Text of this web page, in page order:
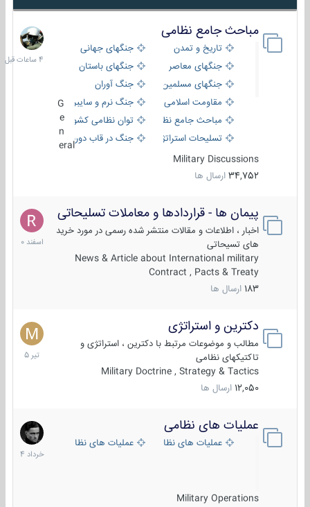
مباحث جامع نظامی
تاریخ و تمدن
جنگهای جهانی
جنگهای معاصر
جنگهای باستان
جنگهای مسلمین
جنگ آوران
مقاومت اسلامی
جنگ نرم و سایبری
مباحث جامع نظامی
توان نظامی کشورها
تسلیحات استراتژیک
جنگ در قاب دوربین
eral
Military Discussions
34,752 ارسال ها
4
ساعات
قبل
پیمان ها - قراردادها و معاملات تسلیحاتی
اخبار ، اطلاعات و مقالات منتشر شده رسمی در مورد خرید
های تسیحاتی
News & Article about International military
Contract , Pacts & Treaty
183 ارسال ها
7
اسفند
1400
دکترین و استراتژی
مطالب و موضوعات مرتبط با دکترین ، استراتژی و
تاکتیکهای نظامی
Military Doctrine , Strategy & Tactics
12,050 ارسال ها
27
تیر
1405
عملیات های نظامی
عملیات های نظامی ایرانعملیات های نظامی خارجی
Military Operations
5
خرداد
1404